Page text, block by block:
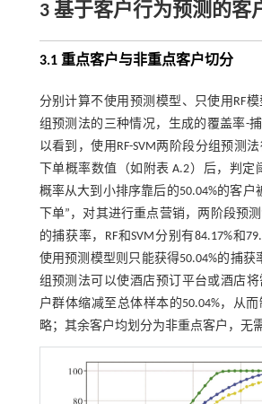
3 基于客户行为预测的客
3.1 重点客户与非重点客户切分
分别计算不使用预测模型、只使用RF
组预测法的三种情况，生成的覆盖率-
以看到，使用RF-SVM两阶段分组预测
下单概率数值（如附表 A.2）后，判定
概率从大到小排序靠后的50.04%的客户
下单”，对其进行重点营销，两阶段预
的捕获率，RF和SVM分别有84.17%和
使用预测模型则只能获得50.04%的捕获
组预测法可以使酒店预订平台或酒店
户群体缩减至总体样本的50.04%，从
略；其余客户均划分为非重点客户，无